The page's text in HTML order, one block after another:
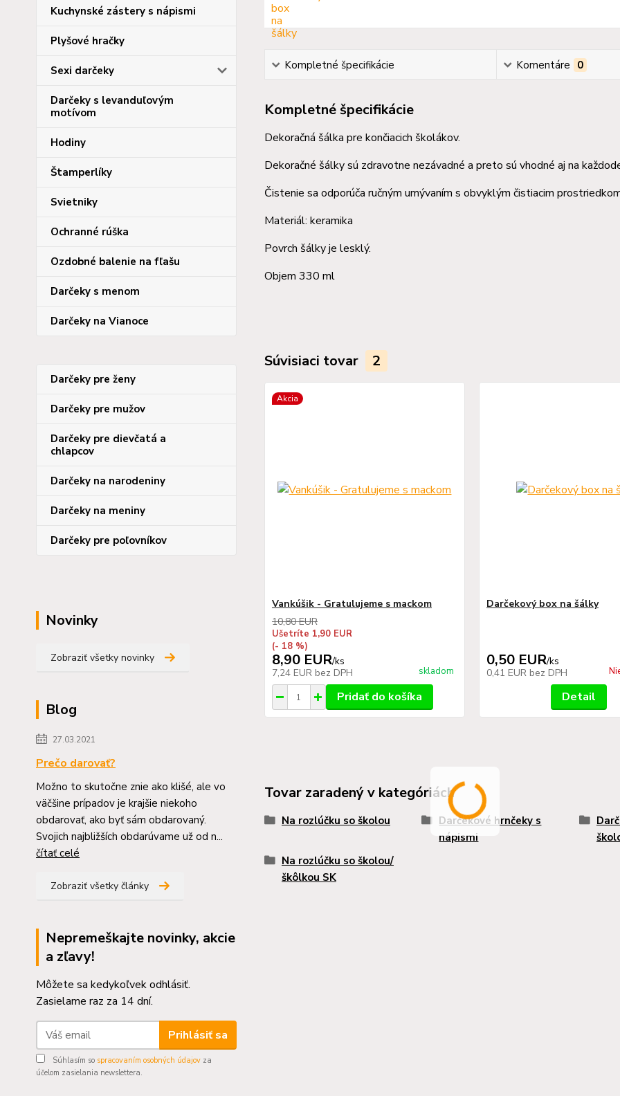
Kuchynské zástery s nápismi
Plyšové hračky
Sexi darčeky
Darčeky s levanduľovým
motívom
Hodiny
Štamperlíky
Svietniky
Ochranné rúška
Ozdobné balenie na fľašu
Darčeky s menom
Darčeky na Vianoce
Darčeky pre ženy
Darčeky pre mužov
Darčeky pre dievčatá a
chlapcov
Darčeky na narodeniny
Darčeky na meniny
Darčeky pre poľovníkov
Novinky
Zobraziť všetky novinky
Blog
27.03.2021
Prečo darovať?
Možno to skutočne znie ako klišé, ale vo
väčšine prípadov je krajšie niekoho
obdarovať, ako byť sám obdarovaný.
Svojich najbližších obdarúvame už od n...
čítať celé
Zobraziť všetky články
Nepremeškajte novinky, akcie
a zľavy!
Môžete sa kedykoľvek odhlásiť.
Zasielame raz za 14 dní.
Prihlásiť sa
Súhlasím so spracovaním osobných údajov za
účelom zasielania newslettera.
Kompletné špecifikácie Komentáre 0
Kompletné špecifikácie
Dekoračná šálka pre končiacich školákov.
Dekoračné šálky sú zdravotne nezávadné a preto sú vhodné aj na
Čistenie sa odporúča ručným umývaním s obvyklým čistiacim
Materiál: keramika
Povrch šálky je lesklý.
Objem 330 ml
Súvisiaci tovar 2
Akcia
Vankúšik - Gratulujeme s mackom
10,80 EUR
Ušetríte 1,90 EUR
(- 18 %)
8,90 EUR/ks
7,24 EUR bez DPH skladom
Pridať do košíka
Darčekový box na šálky
0,50 EUR/ks
0,41 EUR bez DPH
Detail
Tovar zaradený v kategóriách
Na rozlúčku so školou
Darčekové hrnčeky s
nápismi
Na rozlúčku so školou/
škôlkou SK